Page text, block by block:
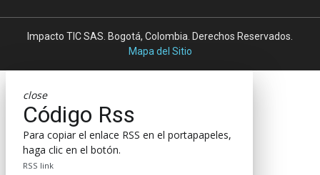
Impacto TIC SAS. Bogotá, Colombia. Derechos Reservados.
Mapa del Sitio
close
Código Rss
Para copiar el enlace RSS en el portapapeles,
haga clic en el botón.
RSS link